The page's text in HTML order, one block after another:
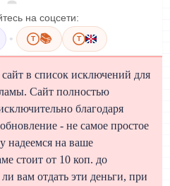
на соцсети:
• T 📚 T
в список исключений для
Сайт полностью
благодаря
- не самое простое
надеемся на ваше
стоит от 10 коп. до
вам отдать эти деньги, при